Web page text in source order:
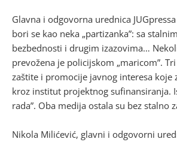
Glavna i odgovorna urednica
bori se kao neka „partizanka”: sa
bezbednosti i drugim izazovima…
prevožena je policijskom „maricom”.
zaštite i promocije javnog interesa
kroz institut projektnog sufinansiranja.
rada”. Oba medija ostala su bez stalno
Nikola Milićević, glavni i odgovorni